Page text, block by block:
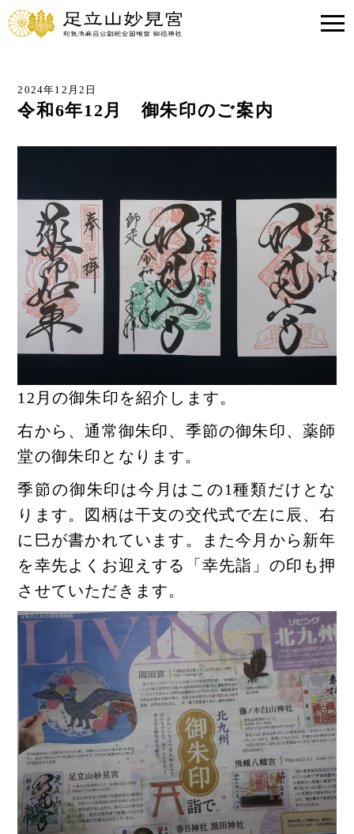
2024年12月2日
令和6年12月 御朱印のご案内
12月の御朱印を紹介します。
右から、通常御朱印、季節の御朱印、薬師
堂の御朱印となります。
季節の御朱印は今月はこの1種類だけとな
ります。図柄は干支の交代式で左に辰、右
に巳が書かれています。また今月から新年
を幸先よくお迎えする「幸先詣」の印も押
させていただきます。